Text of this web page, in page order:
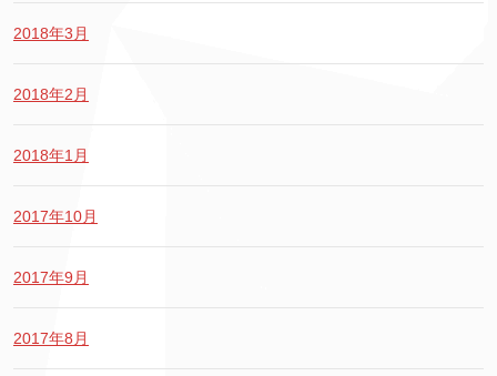
2018年3月
2018年2月
2018年1月
2017年10月
2017年9月
2017年8月